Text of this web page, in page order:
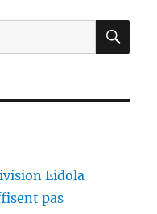
Eidola
pas